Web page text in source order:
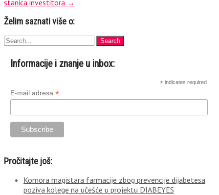
stanica investitora →
Želim saznati više o:
Informacije i znanje u inbox:
* indicates required
E-mail adresa *
Pročitajte još:
Komora magistara farmacije zbog prevencije dijabetesa
poziva kolege na učešće u projektu DIABEYES